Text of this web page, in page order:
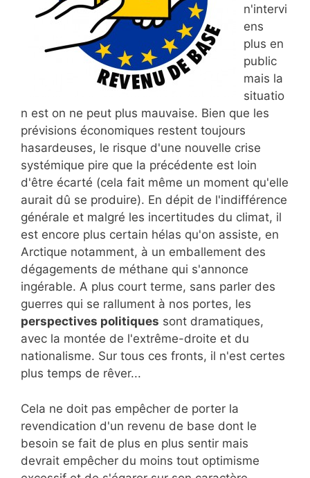
n'intervi
ens
plus en
public
mais la
situatio
n est on ne peut plus mauvaise. Bien que les
prévisions économiques restent toujours
hasardeuses, le risque d'une nouvelle crise
systémique pire que la précédente est loin
d'être écarté (cela fait même un moment qu'elle
aurait dû se produire). En dépit de l'indifférence
générale et malgré les incertitudes du climat, il
est encore plus certain hélas qu'on assiste, en
Arctique notamment, à un emballement des
dégagements de méthane qui s'annonce
ingérable. A plus court terme, sans parler des
guerres qui se rallument à nos portes, les
perspectives politiques sont dramatiques,
avec la montée de l'extrême-droite et du
nationalisme. Sur tous ces fronts, il n'est certes
plus temps de rêver...
Cela ne doit pas empêcher de porter la
revendication d'un revenu de base dont le
besoin se fait de plus en plus sentir mais
devrait empêcher du moins tout optimisme